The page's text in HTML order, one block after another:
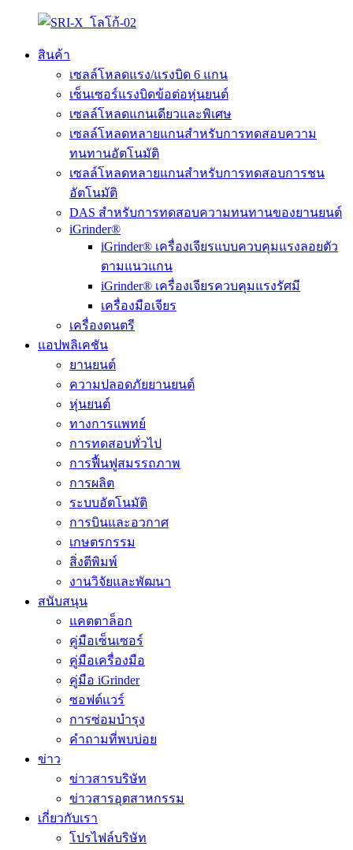
สินค้า
เซลล์โหลดแรง/แรงบิด 6 แกน
เซ็นเซอร์แรงบิดข้อต่อหุ่นยนต์
เซลล์โหลดแกนเดียวและพิเศษ
เซลล์โหลดหลายแกนสำหรับการทดสอบความ
ทนทานอัตโนมัติ
เซลล์โหลดหลายแกนสำหรับการทดสอบการชน
อัตโนมัติ
DAS สำหรับการทดสอบความทนทานของยานยนต์
iGrinder®
iGrinder® เครื่องเจียรแบบควบคุมแรงลอยตัว
ตามแนวแกน
iGrinder® เครื่องเจียรควบคุมแรงรัศมี
เครื่องมือเจียร
เครื่องดนตรี
แอปพลิเคชัน
ยานยนต์
ความปลอดภัยยานยนต์
หุ่นยนต์
ทางการแพทย์
การทดสอบทั่วไป
การฟื้นฟูสมรรถภาพ
การผลิต
ระบบอัตโนมัติ
การบินและอวกาศ
เกษตรกรรม
สิ่งตีพิมพ์
งานวิจัยและพัฒนา
สนับสนุน
แคตตาล็อก
คู่มือเซ็นเซอร์
คู่มือเครื่องมือ
คู่มือ iGrinder
ซอฟต์แวร์
การซ่อมบำรุง
คำถามที่พบบ่อย
ข่าว
ข่าวสารบริษัท
ข่าวสารอุตสาหกรรม
เกี่ยวกับเรา
โปรไฟล์บริษัท